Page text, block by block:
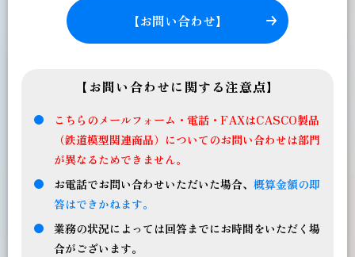
【お問い合わせ】
【お問い合わせに関する注意点】
こちらのメールフォーム・電話・FAXはCASCO製品
（鉄道模型関連商品）についてのお問い合わせは部門
が異なるためできません。
お電話でお問い合わせいただいた場合、 概算金額の即
答はできかねます。
業務の状況によっては回答までにお時間をいただく場
合がございます。